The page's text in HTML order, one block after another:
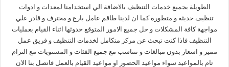
الطويلة بجميع خدمات التنظيف بالاضافة الي استخدامنا لمعدات و ادوات
تنظيف حديثة و متطورة كما ان لدينا طاقم عامل بارع و محترف و قادر علي
مواجهة كافة المشكلات و حل جميع الامور المتوقع حدوثها اثناء القيام بعمليات
التنظيف فاذا كنت تبحث عن مركز متكامل لخدمات التنظيف و فريق عمل
مميز و اسعار بدون مبالغات و تتناسب مع جميع الفئات و المستويات مع التزام
تام بالمواعيد سواء مواعيد الحضور او مواعيد القيام بالعمل فاتصل بنا الان